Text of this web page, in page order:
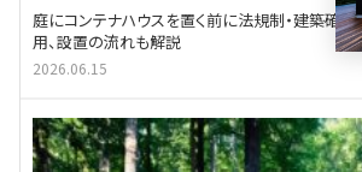
庭にコンテナハウスを置く前に法規制・建築確
用、設置の流れも解説
2026.06.15